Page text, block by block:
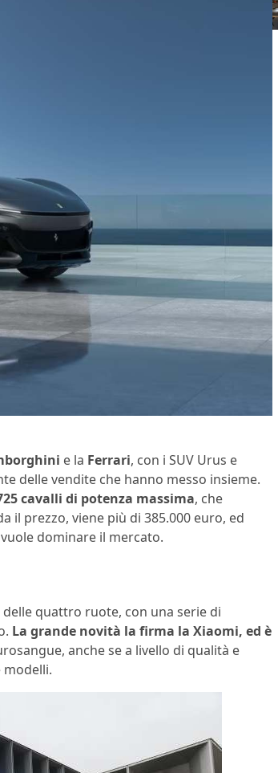
e la Ferrari, con i SUV Urus e
delle vendite che hanno messo insieme.
cavalli di potenza massima, che
il prezzo, viene più di 385.000 euro, ed
dominare il mercato.
quattro ruote, con una serie di
La grande novità la firma la Xiaomi, ed è
anche se a livello di qualità e
modelli.